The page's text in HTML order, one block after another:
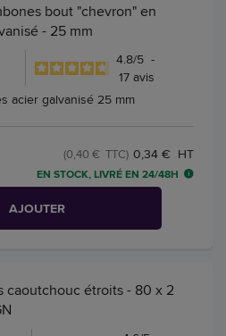
bout "chevron" en
- 25 mm
4.8/5 -
17avis
acier galvanisé 25 mm
0,34 € HT
(0,40 € TTC)
EN STOCK, LIVRÉ EN 24/48H
AJOUTER
caoutchouc étroits - 80 x 2